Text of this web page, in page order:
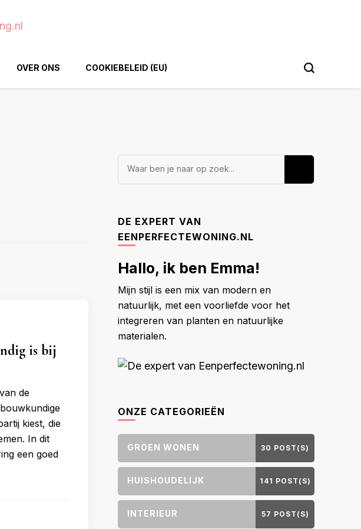
OVER ONS COOKIEBELEID (EU)
is bij
de
kiest, die
In dit
een goed
Op
DE EXPERT VAN
EENPERFECTEWONING.NL
Hallo, ik ben Emma!
Mijn stijl is een mix van modern en
natuurlijk, met een voorliefde voor het
integreren van planten en natuurlijke
materialen.
ONZE CATEGORIEËN
GROEN WONEN 30 POST(S)
HUISHOUDELIJK 141 POST(S)
INTERIEUR 57 POST(S)